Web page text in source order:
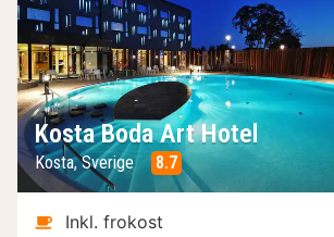
Kosta Boda Art Hotel
Kosta, Sverige 8.7
Inkl. frokost